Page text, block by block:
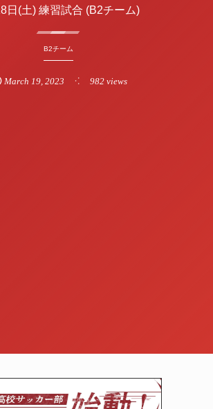
日(土) 練習試合 (B2チーム)
B2チーム
March 19, 2023 982 views